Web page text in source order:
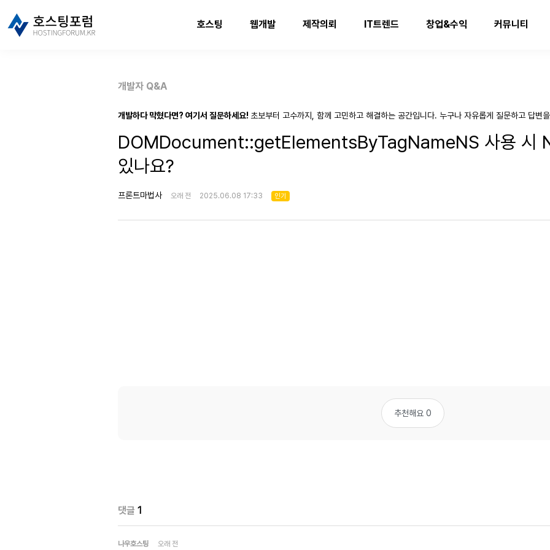
호스팅 웹개발 제작의뢰 IT트렌드 창업&수익 커뮤니티
개발자 Q&A
개발하다 막혔다면? 여기서 질문하세요! 초보부터 고수까지, 함께 고민하고 해결하는 공간입니다. 누구나 자유롭게 질문하고 답변
DOMDocument::getElementsByTagNameNS 사용 시
있나요?
프론트마법사 오래 전 2025.06.08 17:33 인기
추천해요 0
댓글 1
나우호스팅 오래 전